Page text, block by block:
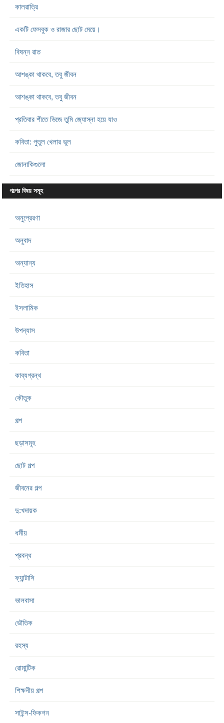
কালরাত্রি
একটি ফেসবুক ও রাজার ছোট মেয়ে।
বিষন্ন রাত
আশঙ্কা থাকবে, তবু জীবন
আশঙ্কা থাকবে, তবু জীবন
প্রতিবার শীতে ভিজে তুমি জ্যোস্না হয়ে যাও
কবিতা: পুতুল খেলার ভুল
জোনাকিগুলো
গল্পের বিষয় সমূহ
অনুপ্রেরণা
অনুবাদ
অন্যান্য
ইতিহাস
ইসলামিক
উপন্যাস
কবিতা
কাব্যগ্রন্থ
কৌতুক
গল্প
ছড়াসমূহ
ছোট গল্প
জীবনের গল্প
দু:খদায়ক
ধর্মীয়
প্রবন্ধ
ফ্যান্টাসি
ভালবাসা
ভৌতিক
রহস্য
রোমান্টিক
শিক্ষনীয় গল্প
সাইন্স-ফিকশন